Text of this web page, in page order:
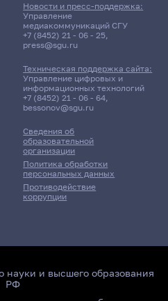
Сведения об
образовательной
организации
Политика обработки
персональных данных
Противодействие
коррупции
Новости и пресс-поддержка:
Управление
медиакоммуникаций СГУ
+7 (8452) 21 - 06 - 25,
press@sgu.ru
Техническая поддержка сайта:
Управление цифровых и
информационных технологий
+7 (8452) 21 - 06 - 64,
bessonov@sgu.ru
науки и высшего образования
РФ